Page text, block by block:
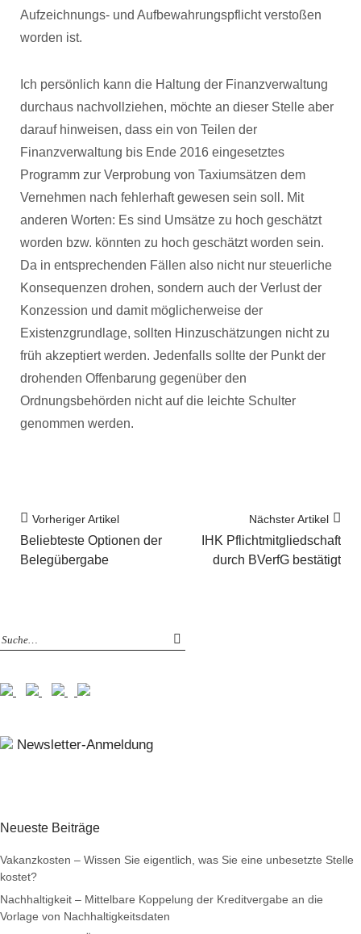
Aufzeichnungs- und Aufbewahrungspflicht verstoßen
worden ist.
Ich persönlich kann die Haltung der Finanzverwaltung
durchaus nachvollziehen, möchte an dieser Stelle aber
darauf hinweisen, dass ein von Teilen der
Finanzverwaltung bis Ende 2016 eingesetztes
Programm zur Verprobung von Taxiumsätzen dem
Vernehmen nach fehlerhaft gewesen sein soll. Mit
anderen Worten: Es sind Umsätze zu hoch geschätzt
worden bzw. könnten zu hoch geschätzt worden sein.
Da in entsprechenden Fällen also nicht nur steuerliche
Konsequenzen drohen, sondern auch der Verlust der
Konzession und damit möglicherweise der
Existenzgrundlage, sollten Hinzuschätzungen nicht zu
früh akzeptiert werden. Jedenfalls sollte der Punkt der
drohenden Offenbarung gegenüber den
Ordnungsbehörden nicht auf die leichte Schulter
genommen werden.
Vorheriger Artikel
Beliebteste Optionen der
Belegübergabe
Nächster Artikel
IHK Pflichtmitgliedschaft
durch BVerfG bestätigt
Newsletter-Anmeldung
Neueste Beiträge
Vakanzkosten – Wissen Sie eigentlich, was Sie eine unbesetzte Stelle
kostet?
Nachhaltigkeit – Mittelbare Koppelung der Kreditvergabe an die
Vorlage von Nachhaltigkeitsdaten